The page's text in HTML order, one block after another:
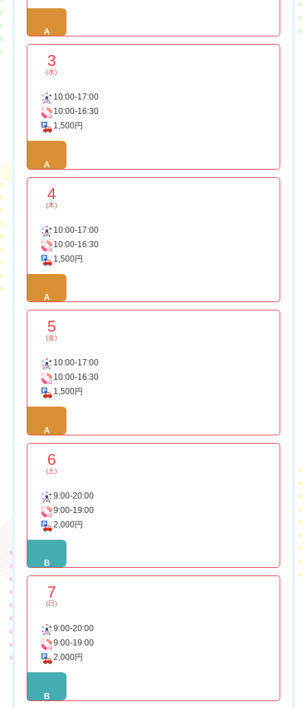
A
3
(水)
10:00-17:00
10:00-16:30
1,500円
A
4
(木)
10:00-17:00
10:00-16:30
1,500円
A
5
(金)
10:00-17:00
10:00-16:30
1,500円
A
6
(土)
9:00-20:00
9:00-19:00
2,000円
B
7
(日)
9:00-20:00
9:00-19:00
2,000円
B